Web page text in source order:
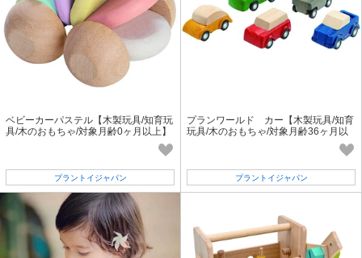
ベビーカーパステル【木製玩具/知育玩
具/木のおもちゃ/対象月齢0ヶ月以上】
プラントイジャパン
プランワールド カー【木製玩具/知育
玩具/木のおもちゃ/対象月齢36ヶ月以
プラントイジャパン